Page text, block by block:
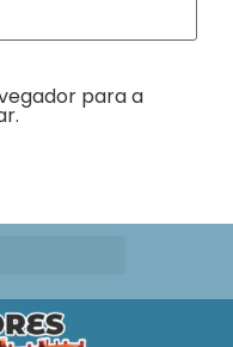
para a